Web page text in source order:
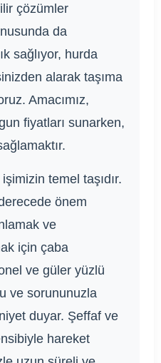
çözümler
da
sağlıyor, hurda
alarak taşıma
Amacımız,
fiyatları sunarken,
temel taşıdır.
önem
ve
için çaba
ve güler yüzlü
ve sorununuzla
duyar. Şeffaf ve
hareket